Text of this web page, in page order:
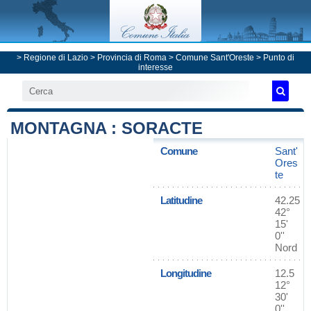
> Regione di Lazio > Provincia di Roma > Comune Sant'Oreste > Punto di
interesse
MONTAGNA : SORACTE
Comune
Sant'
Ores
te
Latitudine
42.25
42°
15'
0''
Nord
Longitudine
12.5
12°
30'
0''